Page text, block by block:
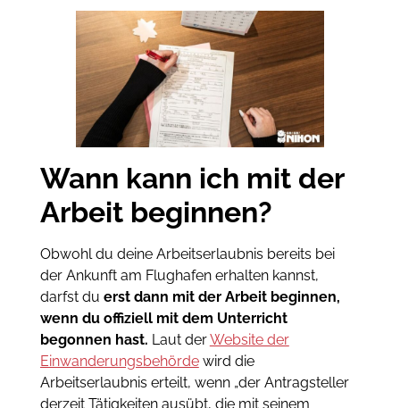
Wann kann ich mit der
Arbeit beginnen?
Obwohl du deine Arbeitserlaubnis bereits bei
der Ankunft am Flughafen erhalten kannst,
darfst du erst dann mit der Arbeit beginnen,
wenn du offiziell mit dem Unterricht
begonnen hast. Laut derWebsite der
Einwanderungsbehördewird die
Arbeitserlaubnis erteilt, wenn „der Antragsteller
derzeit Tätigkeiten ausübt, die mit seinem